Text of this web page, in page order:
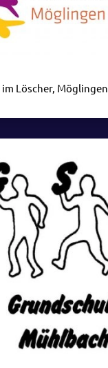
Löscher, Möglingen